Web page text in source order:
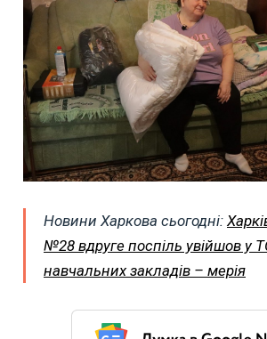
Новини Харкова сьогодні:
№28 вдруге поспіль увійшов у
навчальних закладів – мерія